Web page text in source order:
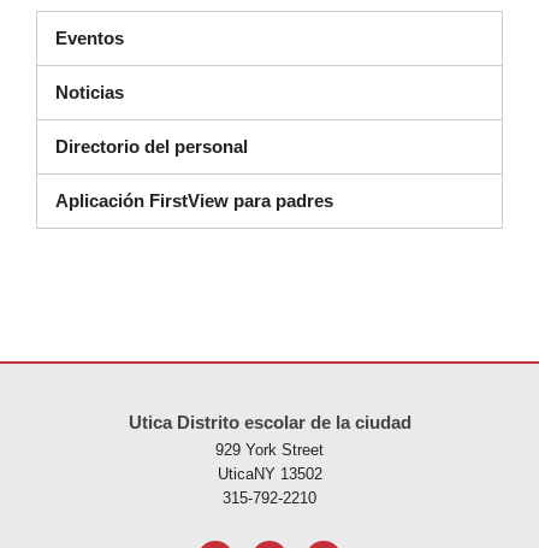
Eventos
Noticias
Directorio del personal
Aplicación FirstView para padres
Utica Distrito escolar de la ciudad
929 York Street
UticaNY 13502
315-792-2210